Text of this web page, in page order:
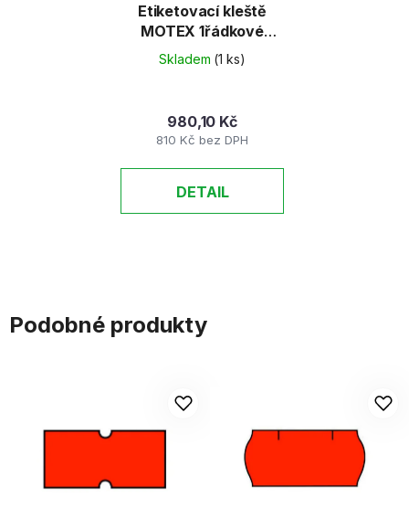
Etiketovací kleště
MOTEX 1řádkové
5500 8č. (C.P. 22x12)
Skladem (1 ks)
810 Kč bez DPH
980,10 Kč
DETAIL
Podobné produkty